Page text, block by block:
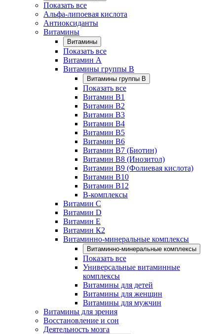
Показать все
Альфа-липоевая кислота
Антиоксиданты
Витамины
Витамины
Показать все
Витамин A
Витамины группы B
Витамины группы B
Показать все
Витамин B1
Витамин B2
Витамин B3
Витамин B4
Витамин B5
Витамин B6
Витамин B7 (Биотин)
Витамин B8 (Инозитол)
Витамин B9 (Фолиевая кислота)
Витамин B10
Витамин B12
B-комплексы
Витамин C
Витамин D
Витамин E
Витамин К2
Витаминно-минеральные комплексы
Витаминно-минеральные комплексы
Показать все
Универсальные витаминные
комплексы
Витамины для детей
Витамины для женщин
Витамины для мужчин
Витамины для зрения
Восстановление и сон
Деятельность мозга